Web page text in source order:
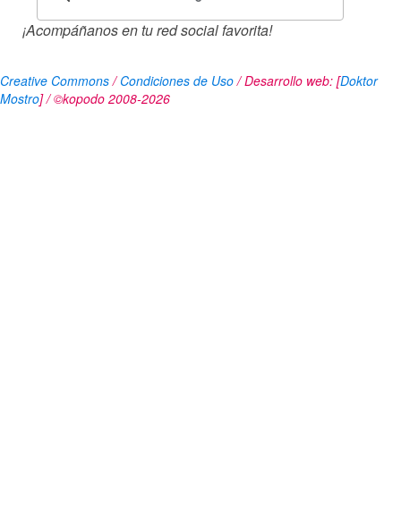
¡Acompáñanos en tu red social favorita!
Creative Commons/Condiciones de Uso/ Desarrollo web: [Doktor
Mostro] / ©kopodo 2008-2026